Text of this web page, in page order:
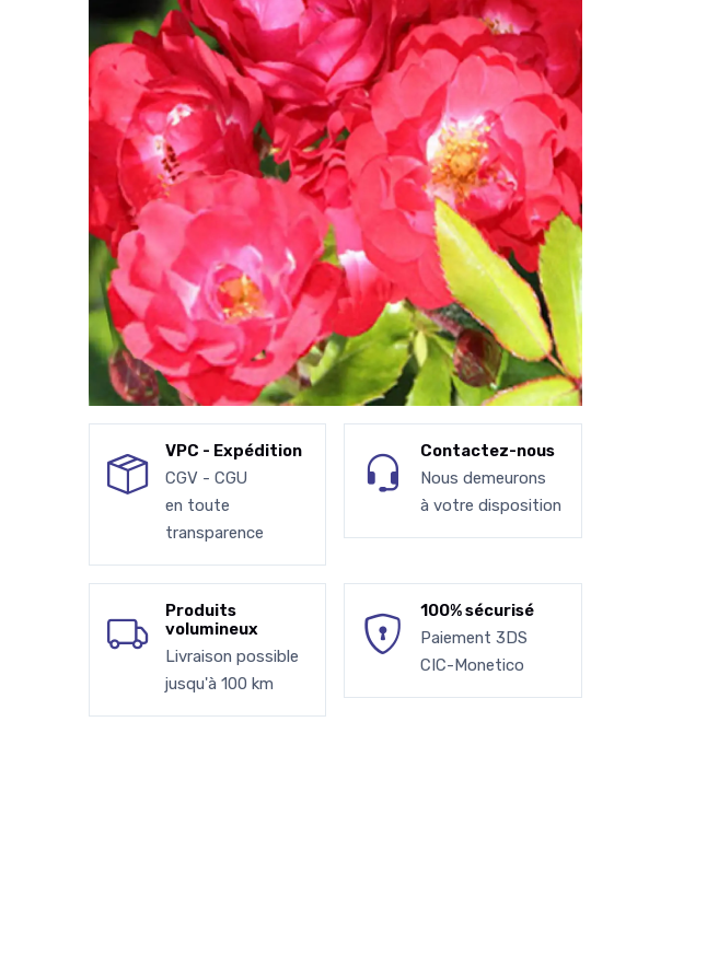
VPC - Expédition
CGV - CGU
en toute
transparence
Contactez-nous
Nous demeurons
à votre disposition
Produits
volumineux
Livraison possible
jusqu'à 100 km
100% sécurisé
Paiement 3DS
CIC-Monetico